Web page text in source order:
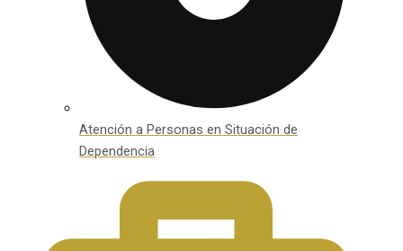
Atención a Personas en Situación de
Dependencia